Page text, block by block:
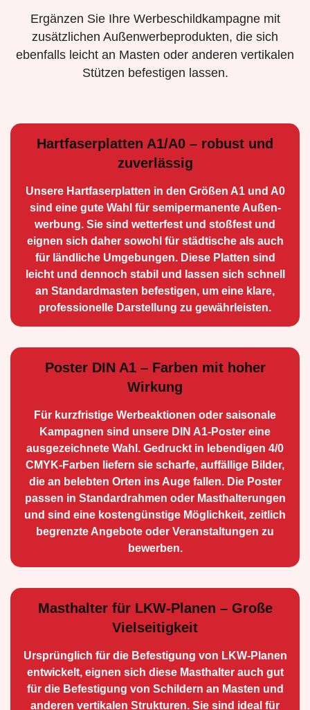
Ergänzen Sie Ihre Werbeschildkampagne mit
zusätzlichen Außenwerbeprodukten, die sich
ebenfalls leicht an Masten oder anderen vertikalen
Stützen befestigen lassen.
Hartfaserplatten A1/A0 – robust und
zuverlässig
Unsere Hartfaserplatten in den Größen A1 und A0
sind eine gute Wahl für semiperma­nente Außen­
werbung. Sie sind wetterfest und stoßfest und
eignen sich daher sowohl für städtische als auch
für ländliche Umge­bungen. Diese Platten sind
leicht und dennoch stabil und lassen sich schnell
an Standard­masten befestigen, um eine klare,
professionelle Darstellung zu gewährleisten.
Poster DIN A1 – Farben mit hoher
Wirkung
Für kurzfristige Werbe­aktionen oder saisonale
Kampagnen sind unsere DIN A1-Poster eine
ausge­zeichnete Wahl. Gedruckt in lebendigen 4/0
CMYK-Farben liefern sie scharfe, auffällige Bilder,
die an belebten Orten ins Auge fallen. Die Poster
passen in Standardrahmen oder Masthalterungen
und sind eine kostengünstige Möglichkeit, zeitlich
begrenzte Angebote oder Veranstaltungen zu
bewerben.
Masthalter für LKW-Planen – Große
Vielseitigkeit
Ursprünglich für die Be­festigung von LKW-Planen
entwickelt, eignen sich diese Masthalter auch gut
für die Befestigung von Schildern an Masten und
anderen vertikalen Strukturen. Sie sind ideal für